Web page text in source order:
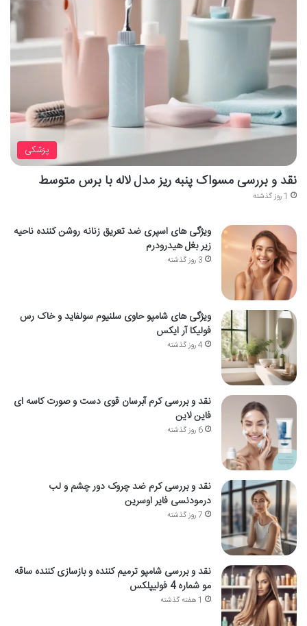
پزشکی
نقد و بررسی مسواک پنبه ریز مدل لاله با برس متوسط
1 روز گذشته
ویژگی های اسپری ضد تعریق زنانه روشن کننده ناحیه
زیر بغل هیدرودرم
3 روز گذشته
ویژگی های شامپو حاوی سلنیوم سولفاید و خاک رس
فولیکا آر ایکس
4 روز گذشته
نقد و بررسی کرم آبرسان قوی دست و صورت کاسه ای
فاین لاین
6 روز گذشته
نقد و بررسی کرم ضد چروک دور چشم و لب
درمودنسی فایر اوسرین
7 روز گذشته
نقد و بررسی شامپو ترمیم کننده و بازسازی کننده ساقه
مو شماره 4 فولیپلکس
1 هفته گذشته